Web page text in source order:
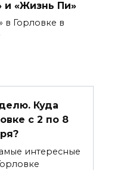
и «Жизнь Пи»
в Горловке в
Куда
с 2 по 8
интересные